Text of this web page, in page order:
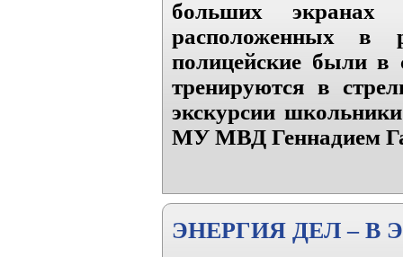
больших экранах
расположенных в
полицейские были в
тренируются в
экскурсии
МУ МВД Геннадием
ЭНЕРГИЯ ДЕЛ – В